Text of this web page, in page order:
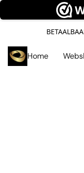
Home